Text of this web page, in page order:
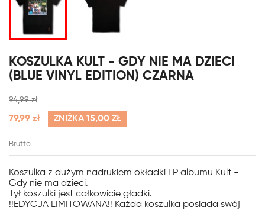
KOSZULKA KULT - GDY NIE MA DZIECI
(BLUE VINYL EDITION) CZARNA
94,99 zł
79,99 zł ZNIŻKA 15,00 ZŁ
Brutto
Koszulka z dużym nadrukiem okładki LP albumu Kult -
Gdy nie ma dzieci.
Tył koszulki jest całkowicie gładki.
!!EDYCJA LIMITOWANA!! Każda koszulka posiada swój